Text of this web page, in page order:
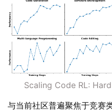
Scaling Code RL:
与当前社区普遍聚焦于竞赛